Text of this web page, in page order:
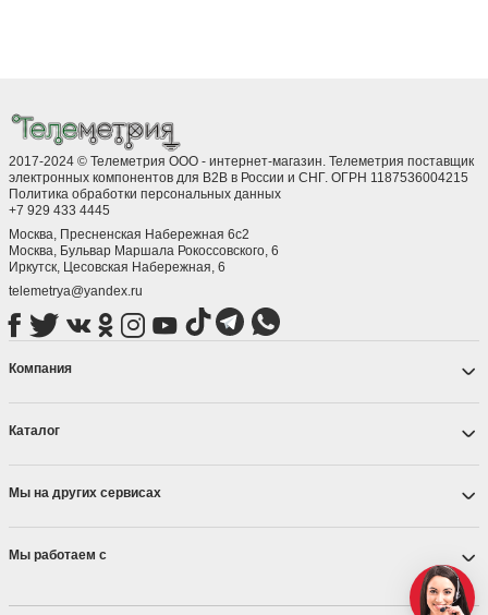
2017-2024 © Телеметрия ООО - интернет-магазин. Телеметрия поставщик
электронных компонентов для B2B в России и СНГ. ОГРН 1187536004215
Политика обработки персональных данных
+7 929 433 4445
Москва, Пресненская Набережная 6с2
Москва, ​Бульвар Маршала Рокоссовского, 6
Иркутск, ​Цесовская Набережная, 6
telemetrya@yandex.ru
Компания
Каталог
Мы на других сервисах
Мы работаем с